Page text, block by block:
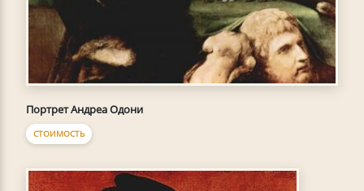
Портрет Андреа Одони
СТОИМОСТЬ